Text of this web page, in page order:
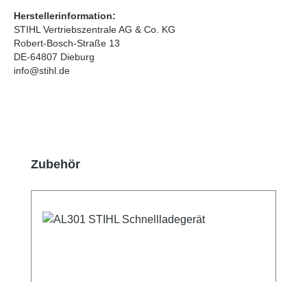
Herstellerinformation:
STIHL Vertriebszentrale AG & Co. KG
Robert-Bosch-Straße 13
DE-64807 Dieburg
info@stihl.de
Produktgalerie überspringen
Zubehör